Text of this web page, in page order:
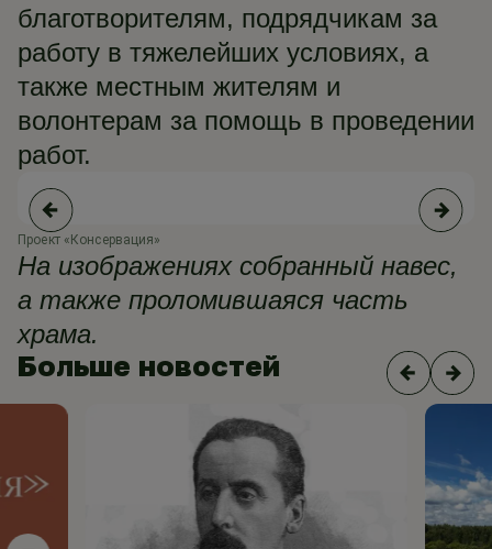
благотворителям, подрядчикам за
работу в тяжелейших условиях, а
также местным жителям и
волонтерам за помощь в проведении
работ.
Проект «Консервация»
На изображениях собранный навес,
а также проломившаяся часть
храма.
Больше новостей